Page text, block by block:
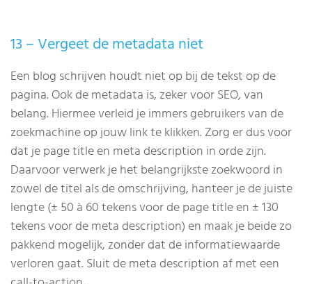
13 – Vergeet de metadata niet
Een blog schrijven houdt niet op bij de tekst op de
pagina. Ook de metadata is, zeker voor SEO, van
belang. Hiermee verleid je immers gebruikers van de
zoekmachine op jouw link te klikken. Zorg er dus voor
dat je page title en meta description in orde zijn.
Daarvoor verwerk je het belangrijkste zoekwoord in
zowel de titel als de omschrijving, hanteer je de juiste
lengte (± 50 à 60 tekens voor de page title en ± 130
tekens voor de meta description) en maak je beide zo
pakkend mogelijk, zonder dat de informatiewaarde
verloren gaat. Sluit de meta description af met een